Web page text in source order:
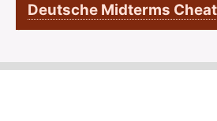
Deutsche Midterms